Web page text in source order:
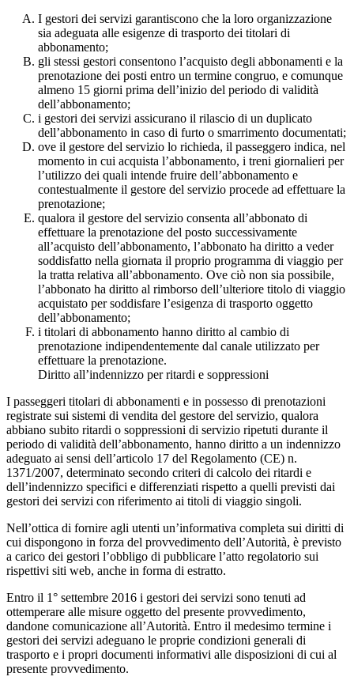
I gestori dei servizi garantiscono che la loro organizzazione
sia adeguata alle esigenze di trasporto dei titolari di
abbonamento;
gli stessi gestori consentono l’acquisto degli abbonamenti e la
prenotazione dei posti entro un termine congruo, e comunque
almeno 15 giorni prima dell’inizio del periodo di validità
dell’abbonamento;
i gestori dei servizi assicurano il rilascio di un duplicato
dell’abbonamento in caso di furto o smarrimento documentati;
ove il gestore del servizio lo richieda, il passeggero indica, nel
momento in cui acquista l’abbonamento, i treni giornalieri per
l’utilizzo dei quali intende fruire dell’abbonamento e
contestualmente il gestore del servizio procede ad effettuare la
prenotazione;
qualora il gestore del servizio consenta all’abbonato di
effettuare la prenotazione del posto successivamente
all’acquisto dell’abbonamento, l’abbonato ha diritto a veder
soddisfatto nella giornata il proprio programma di viaggio per
la tratta relativa all’abbonamento. Ove ciò non sia possibile,
l’abbonato ha diritto al rimborso dell’ulteriore titolo di viaggio
acquistato per soddisfare l’esigenza di trasporto oggetto
dell’abbonamento;
i titolari di abbonamento hanno diritto al cambio di
prenotazione indipendentemente dal canale utilizzato per
effettuare la prenotazione.
Diritto all’indennizzo per ritardi e soppressioni
I passeggeri titolari di abbonamenti e in possesso di prenotazioni
registrate sui sistemi di vendita del gestore del servizio, qualora
abbiano subito ritardi o soppressioni di servizio ripetuti durante il
periodo di validità dell’abbonamento, hanno diritto a un indennizzo
adeguato ai sensi dell’articolo 17 del Regolamento (CE) n.
1371/2007, determinato secondo criteri di calcolo dei ritardi e
dell’indennizzo specifici e differenziati rispetto a quelli previsti dai
gestori dei servizi con riferimento ai titoli di viaggio singoli.
Nell’ottica di fornire agli utenti un’informativa completa sui diritti di
cui dispongono in forza del provvedimento dell’Autorità, è previsto
a carico dei gestori l’obbligo di pubblicare l’atto regolatorio sui
rispettivi siti web, anche in forma di estratto.
Entro il 1° settembre 2016 i gestori dei servizi sono tenuti ad
ottemperare alle misure oggetto del presente provvedimento,
dandone comunicazione all’Autorità. Entro il medesimo termine i
gestori dei servizi adeguano le proprie condizioni generali di
trasporto e i propri documenti informativi alle disposizioni di cui al
presente provvedimento.